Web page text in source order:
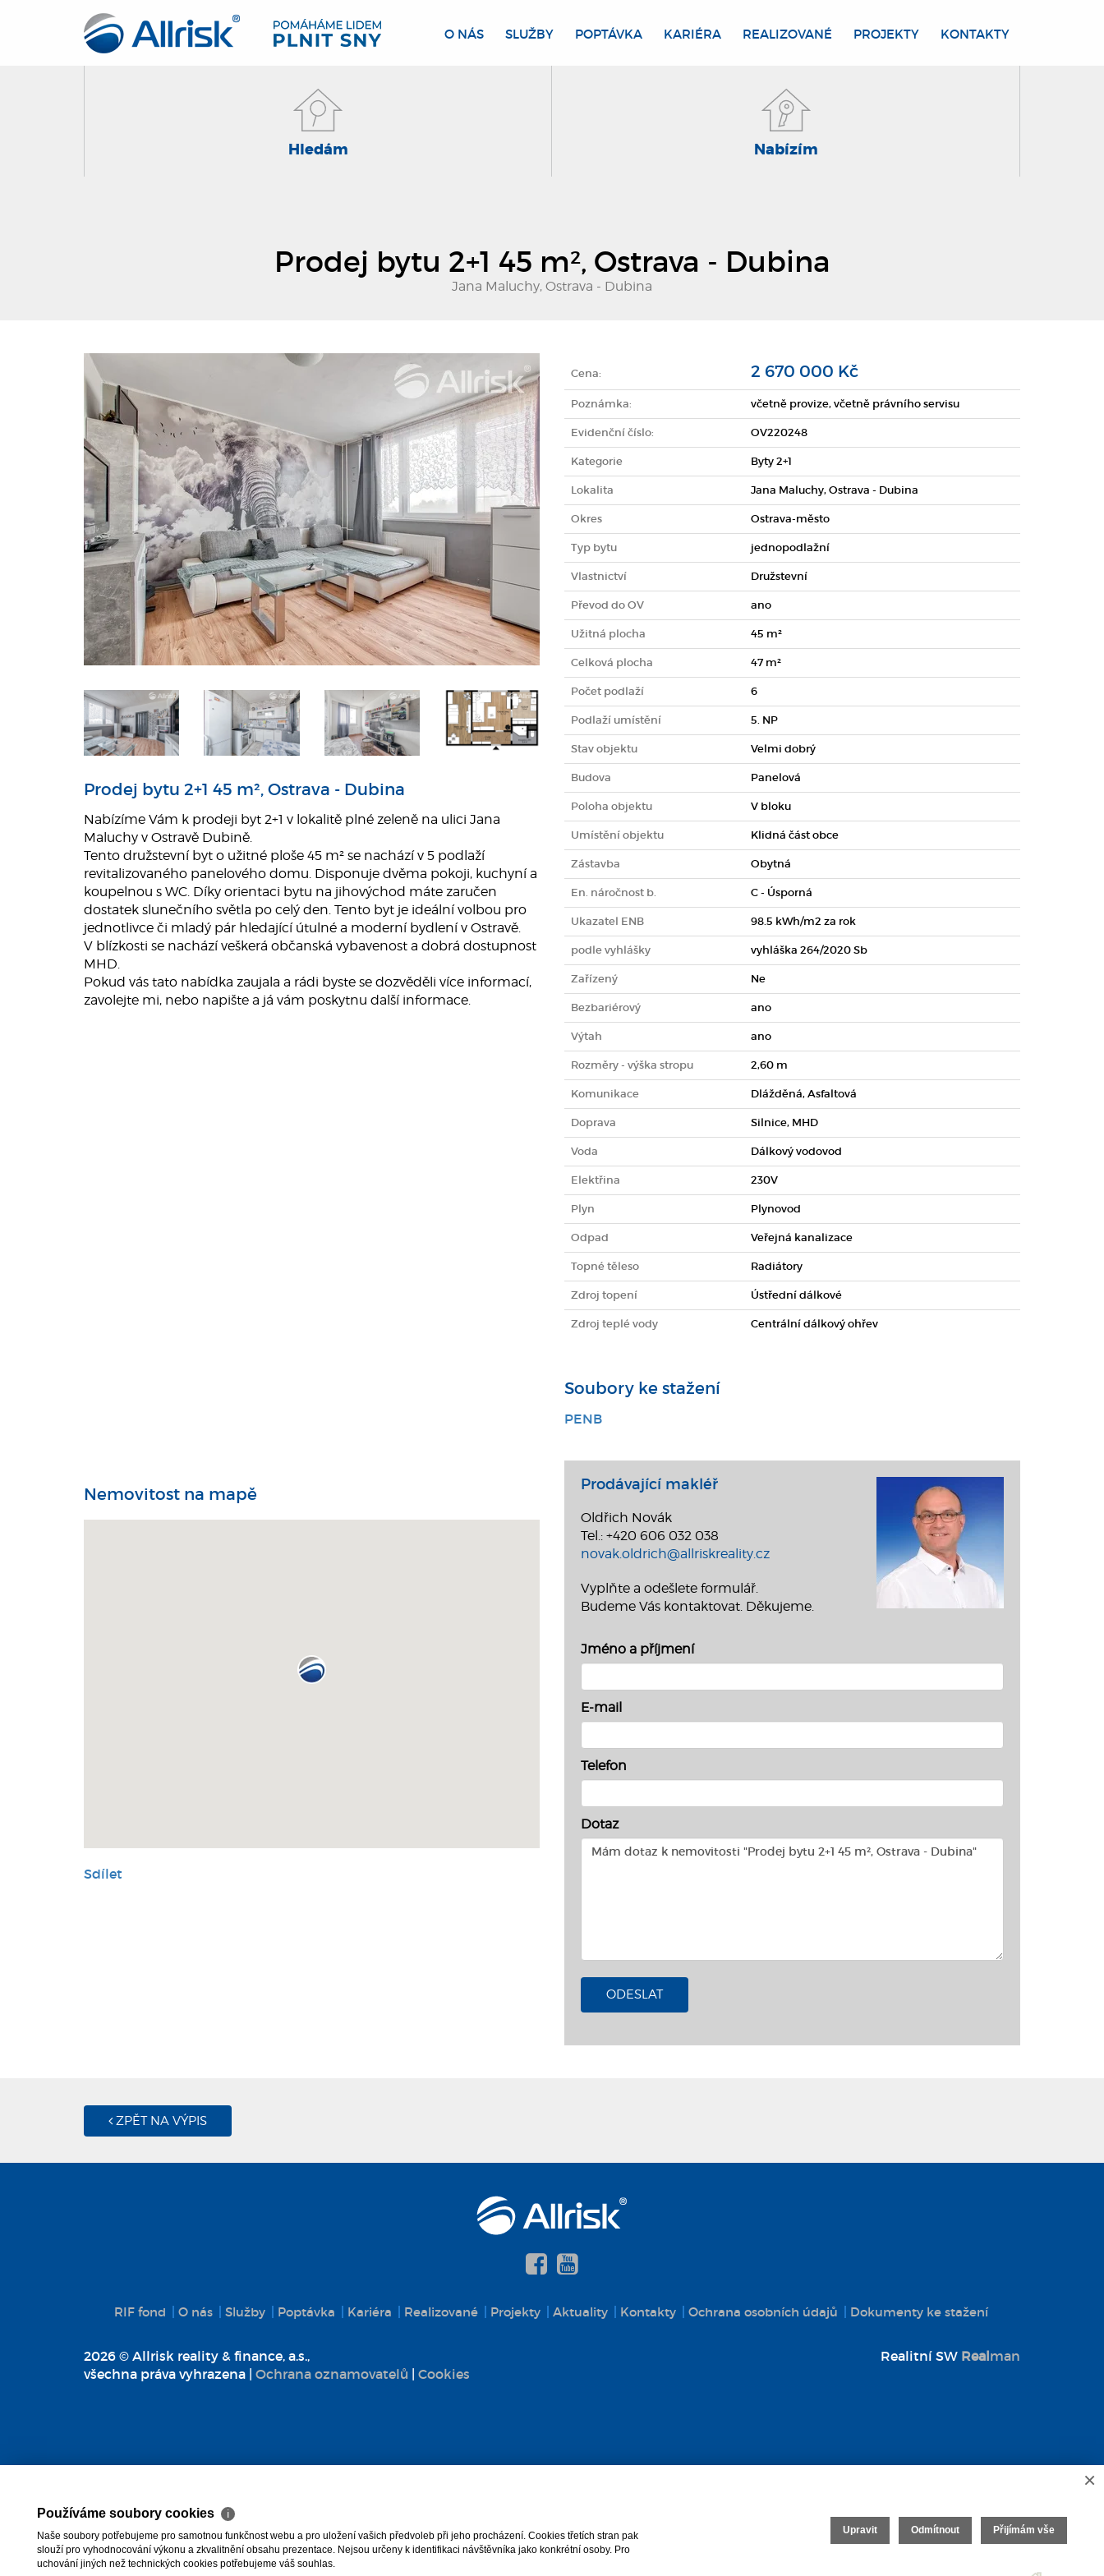
O NÁS SLUŽBY POPTÁVKA KARIÉRA REALIZOVANÉ PROJEKTY KONTAKTY
Hledám Nabízím
Prodej bytu 2+1 45 m², Ostrava - Dubina
Jana Maluchy, Ostrava - Dubina
Prodej bytu 2+1 45 m², Ostrava - Dubina
Nabízíme Vám k prodeji byt 2+1 v lokalitě plné zeleně na ulici Jana
Maluchy v Ostravě Dubině.
Tento družstevní byt o užitné ploše 45 m² se nachází v 5 podlaží
revitalizovaného panelového domu. Disponuje dvěma pokoji, kuchyní a
koupelnou s WC. Díky orientaci bytu na jihovýchod máte zaručen
dostatek slunečního světla po celý den. Tento byt je ideální volbou pro
jednotlivce či mladý pár hledající útulné a moderní bydlení v Ostravě.
V blízkosti se nachází veškerá občanská vybavenost a dobrá dostupnost
MHD.
Pokud vás tato nabídka zaujala a rádi byste se dozvěděli více informací,
zavolejte mi, nebo napište a já vám poskytnu další informace.
Cena: 2 670 000 Kč
Poznámka: včetně provize, včetně právního servisu
Evidenční číslo: OV220248
Kategorie Byty 2+1
Lokalita Jana Maluchy, Ostrava - Dubina
Okres Ostrava-město
Typ bytu jednopodlažní
Vlastnictví Družstevní
Převod do OV ano
Užitná plocha 45 m²
Celková plocha 47 m²
Počet podlaží 6
Podlaží umístění 5. NP
Stav objektu Velmi dobrý
Budova Panelová
Poloha objektu V bloku
Umístění objektu Klidná část obce
Zástavba Obytná
En. náročnost b. C - Úsporná
Ukazatel ENB 98.5 kWh/m2 za rok
podle vyhlášky vyhláška 264/2020 Sb
Zařízený Ne
Bezbariérový ano
Výtah ano
Rozměry - výška stropu 2,60 m
Komunikace Dlážděná, Asfaltová
Doprava Silnice, MHD
Voda Dálkový vodovod
Elektřina 230V
Plyn Plynovod
Odpad Veřejná kanalizace
Topné těleso Radiátory
Zdroj topení Ústřední dálkové
Zdroj teplé vody Centrální dálkový ohřev
Soubory ke stažení
PENB
Nemovitost na mapě
Sdílet
Prodávající makléř
Oldřich Novák
Tel.: +420 606 032 038
novak.oldrich@allriskreality.cz
Vyplňte a odešlete formulář.
Budeme Vás kontaktovat. Děkujeme.
Jméno a příjmení
E-mail
Telefon
Dotaz
ODESLAT
ZPĚT NA VÝPIS
RIF fond O nás Služby Poptávka Kariéra Realizované Projekty Aktuality Kontakty Ochrana osobních údajů Dokumenty ke stažení
2026 © Allrisk reality & finance, a.s.,
všechna práva vyhrazena | Ochrana oznamovatelů | Cookies
Realitní SW Realman
×
Používáme soubory cookies ℹ
Naše soubory potřebujeme pro samotnou funkčnost webu a pro uložení vašich předvoleb při jeho procházení. Cookies třetích stran pak
slouží pro vyhodnocování výkonu a zkvalitnění obsahu prezentace. Nejsou určeny k identifikaci návštěvníka jako konkrétní osoby. Pro
uchování jiných než technických cookies potřebujeme váš souhlas.
Upravit Odmítnout Přijímám vše